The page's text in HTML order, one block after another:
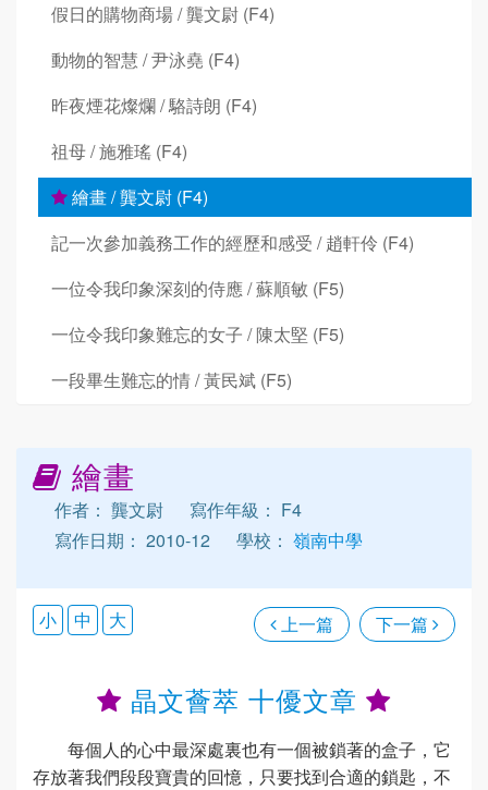
假日的購物商場 / 龔文尉 (F4)
動物的智慧 / 尹泳堯 (F4)
昨夜煙花燦爛 / 駱詩朗 (F4)
祖母 / 施雅瑤 (F4)
繪畫 / 龔文尉 (F4)
記一次參加義務工作的經歷和感受 / 趙軒伶 (F4)
一位令我印象深刻的侍應 / 蘇順敏 (F5)
一位令我印象難忘的女子 / 陳太堅 (F5)
一段畢生難忘的情 / 黃民斌 (F5)
繪畫
作者： 龔文尉
寫作年級： F4
寫作日期： 2010-12
學校： 嶺南中學
上一篇 下一篇
小 中 大
晶文薈萃 十優文章
每個人的心中最深處裏也有一個被鎖著的盒子，它
存放著我們段段寶貴的回憶，只要找到合適的鎖匙，不